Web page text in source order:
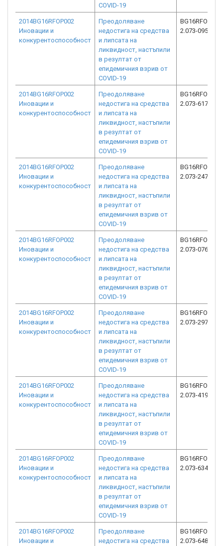
COVID-19
2014BG16RFOP002
Иновации и
конкурентоспособност
Преодоляване
недостига на средства
и липсата на
ликвидност, настъпили
в резултат от
епидемичния взрив от
COVID-19
BG16RFOP002-
2.073-0959-
2014BG16RFOP002
Иновации и
конкурентоспособност
Преодоляване
недостига на средства
и липсата на
ликвидност, настъпили
в резултат от
епидемичния взрив от
COVID-19
BG16RFOP002-
2.073-6178-
2014BG16RFOP002
Иновации и
конкурентоспособност
Преодоляване
недостига на средства
и липсата на
ликвидност, настъпили
в резултат от
епидемичния взрив от
COVID-19
BG16RFOP002-
2.073-2472-
2014BG16RFOP002
Иновации и
конкурентоспособност
Преодоляване
недостига на средства
и липсата на
ликвидност, настъпили
в резултат от
епидемичния взрив от
COVID-19
BG16RFOP002-
2.073-0769-
2014BG16RFOP002
Иновации и
конкурентоспособност
Преодоляване
недостига на средства
и липсата на
ликвидност, настъпили
в резултат от
епидемичния взрив от
COVID-19
BG16RFOP002-
2.073-2977-
2014BG16RFOP002
Иновации и
конкурентоспособност
Преодоляване
недостига на средства
и липсата на
ликвидност, настъпили
в резултат от
епидемичния взрив от
COVID-19
BG16RFOP002-
2.073-4193-
2014BG16RFOP002
Иновации и
конкурентоспособност
Преодоляване
недостига на средства
и липсата на
ликвидност, настъпили
в резултат от
епидемичния взрив от
COVID-19
BG16RFOP002-
2.073-6344-
2014BG16RFOP002
Иновации и
Преодоляване
недостига на средства
BG16RFOP002-
2.073-6485-